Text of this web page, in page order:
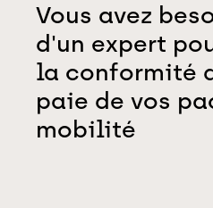
Vous avez
d'un expert
la conformité
paie de vos
mobilité